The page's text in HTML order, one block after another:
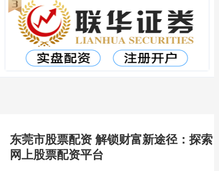
东莞市股票配资 解锁财富新途径：探索
网上股票配资平台